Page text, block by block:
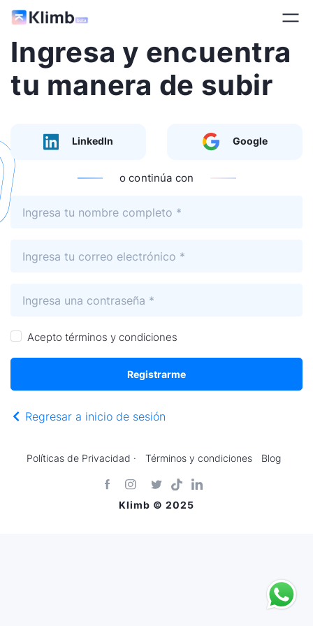
Ingresa y encuentra
tu manera de subir
LinkedIn Google
o continúa con
Acepto términos y condiciones
Registrarme
Regresar a inicio de sesión
Políticas de Privacidad · Términos y condiciones Blog
Klimb © 2025